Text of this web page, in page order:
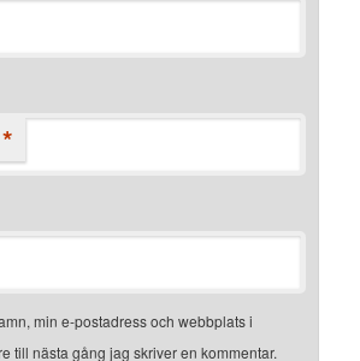
*
min e-postadress och webbplats i
till nästa gång jag skriver en kommentar.